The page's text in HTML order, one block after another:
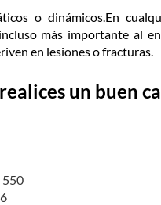
o dinámicos. En
más importante al
en lesiones o fracturas.
realices un buen
550